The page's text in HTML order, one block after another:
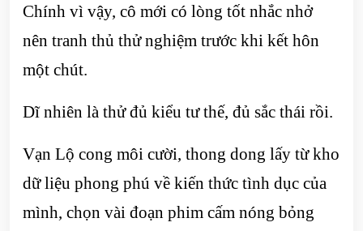
Chính vì vậy, cô mới có lòng tốt nhắc nhở
nên tranh thủ thử nghiệm trước khi kết hôn
một chút.
Dĩ nhiên là thử đủ kiểu tư thế, đủ sắc thái rồi.
Vạn Lộ cong môi cười, thong dong lấy từ kho
dữ liệu phong phú về kiến thức tình dục của
mình, chọn vài đoạn phim cấm nóng bỏng